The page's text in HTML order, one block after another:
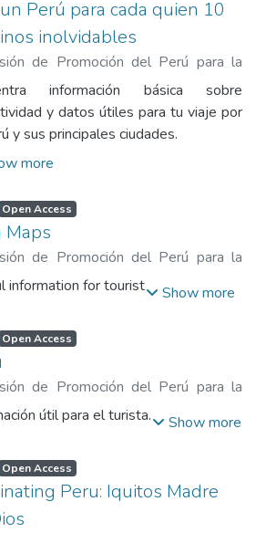
Su rescate y puesta en valor
agente unif icador cultural para la
Disponible en : español e inglés
Perú para cada quien 10
inolvidables
de Promoción del Perú para la
y el Turismo
2019)
Comisión
del Perú para la Exportación
información básica sobre
y datos útiles para tu viaje por
y sus principales ciudades.
more
Open Access
Maps
de Promoción del Perú para la
y el Turismo,2016
del Perú para la Exportación
information for tourist Show more
Open Access
de Promoción del Perú para la
y el Turismo,2016
del Perú para la Exportación
útil para el turista. Show more
Open Access
Peru: Iquitos Madre